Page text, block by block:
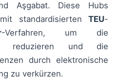
Aşgabat. Diese Hubs
standardisierten TEU-
-Verfahren, um die
reduzieren und die
durch elektronische
zu verkürzen.